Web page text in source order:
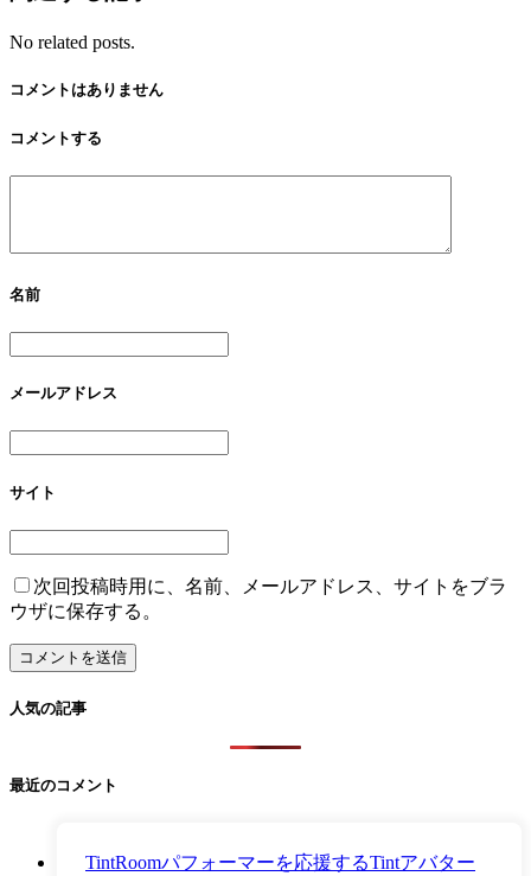
No related posts.
コメントはありません
コメントする
名前
メールアドレス
サイト
次回投稿時用に、名前、メールアドレス、サイトをブラ
ウザに保存する。
人気の記事
最近のコメント
TintRoomパフォーマーを応援するTintアバター